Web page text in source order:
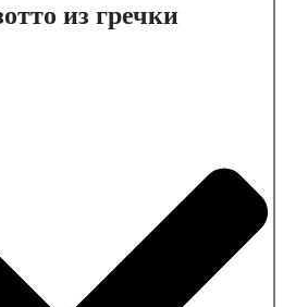
из гречки